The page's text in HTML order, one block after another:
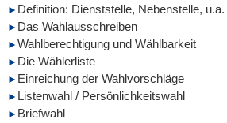
Definition: Dienststelle, Nebenstelle, u.a.
Das Wahlausschreiben
Wahlberechtigung und Wählbarkeit
Die Wählerliste
Einreichung der Wahlvorschläge
Listenwahl / Persönlichkeitswahl
Briefwahl